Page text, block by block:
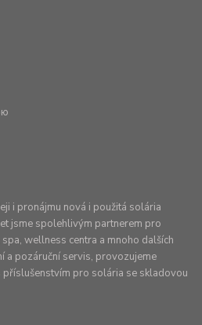
i pronájmu nová i použitá solária
jsme spolehlivým partnerem pro
wellness centra a mnoho dalších
a pozáruční servis, provozujeme
pro solária se skladovou